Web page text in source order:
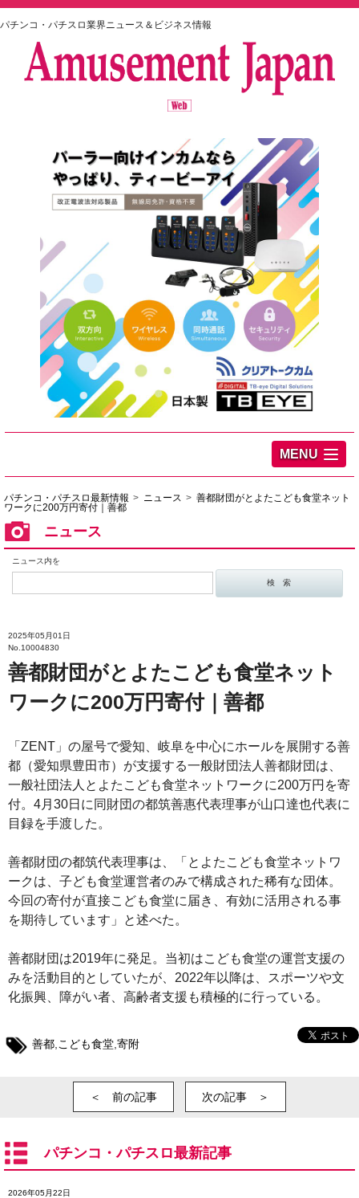
パチンコ・パチスロ業界ニュース＆ビジネス情報
MENU
パチンコ・パチスロ最新情報 ニュース
善都財団がとよたこども食堂ネット
ワークに200万円寄付｜善都
ニュース
ニュース内を
2025年05月01日
No.10004830
善都財団がとよたこども食堂ネット
ワークに200万円寄付｜善都
「ZENT」の屋号で愛知、岐阜を中心にホールを展開する善
都（愛知県豊田市）が支援する一般財団法人善都財団は、
一般社団法人とよたこども食堂ネットワークに200万円を寄
付。4月30日に同財団の都筑善惠代表理事が山口達也代表に
目録を手渡した。
善都財団の都筑代表理事は、「とよたこども食堂ネットワ
ークは、子ども食堂運営者のみで構成された稀有な団体。
今回の寄付が直接こども食堂に届き、有効に活用される事
を期待しています」と述べた。
善都財団は2019年に発足。当初はこども食堂の運営支援の
みを活動目的としていたが、2022年以降は、スポーツや文
化振興、障がい者、高齢者支援も積極的に行っている。
善都 こども食堂 寄附
＜ 前の記事 次の記事 ＞
パチンコ・パチスロ最新記事
2026年05月22日